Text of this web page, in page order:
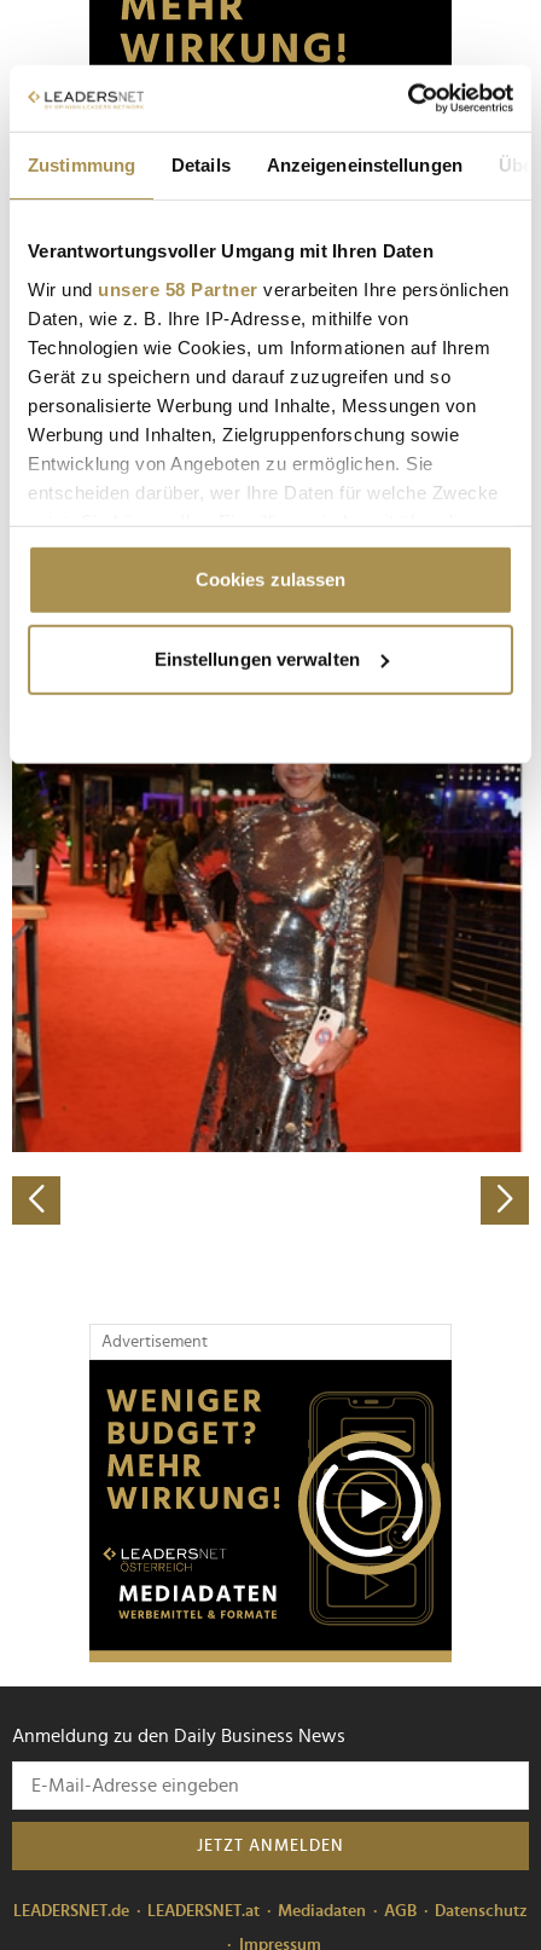
Zustimmung Details Anzeigeneinstellungen
Verantwortungsvoller Umgang mit Ihren Daten
Wir und unsere 58 Partner verarbeiten Ihre persönlichen
Daten, wie z. B. Ihre IP-Adresse, mithilfe von
Technologien wie Cookies, um Informationen auf Ihrem
Gerät zu speichern und darauf zuzugreifen und so
personalisierte Werbung und Inhalte, Messungen von
Werbung und Inhalten, Zielgruppenforschung sowie
Entwicklung von Angeboten zu ermöglichen. Sie
entscheiden darüber, wer Ihre Daten für welche Zwecke
Cookie-Erklärung oder durch Klicken auf das Privacy
Trigger Symbol ändern oder widerrufen
Informationen über Ihre geografische Lage
erfassen, welche bis auf einige Meter genau sein
bestimmten Merkmalen (Fingerprinting) identifizieren
Erfahren Sie mehr darüber, wie Ihre persönlichen Daten
verarbeitet werden, und legen Sie Ihre Präferenzen im
Abschnitt Einzelheitenfest.
Wir verwenden Cookies, um Inhalte und Anzeigen zu
personalisieren, Funktionen für soziale Medien anbieten
zu können und die Zugriffe auf unsere Website zu
analysieren. Außerdem geben wir Informationen zu Ihrer
Verwendung unserer Website an unsere Partner für
soziale Medien, Werbung und Analysen weiter. Unsere
Partner führen diese Informationen möglicherweise mit
weiteren Daten zusammen, die Sie ihnen bereitgestellt
gesammelt haben.
Cookies zulassen
Einstellungen verwalten
Advertisement
Anmeldung zu den Daily Business News
JETZT ANMELDEN
LEADERSNET.de LEADERSNET.at Mediadaten AGB
Datenschutz
Impressum